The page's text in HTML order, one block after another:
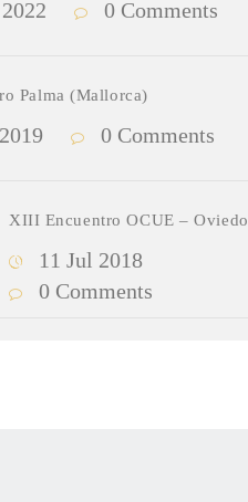
0 Comments
Palma (Mallorca)
0 Comments
XIII Encuentro OCUE – Oviedo
11 Jul 2018
0 Comments